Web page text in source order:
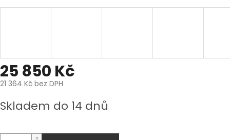
25 850 Kč
21 364 Kč bez DPH
cena:
Skladem do 14 dnů